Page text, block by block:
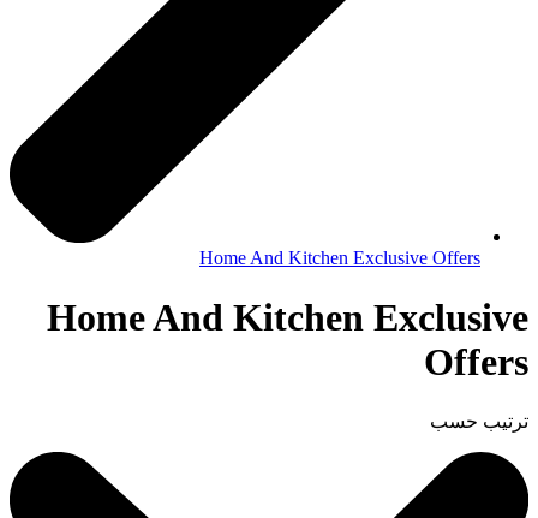
Home And Kitchen Exclusive Offers
Home And Kitchen Exclusive
Offers
ترتيب حسب